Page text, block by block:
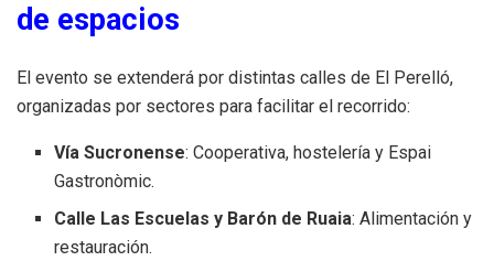
de espacios
El evento se extenderá por distintas calles de El Perelló,
organizadas por sectores para facilitar el recorrido:
Vía Sucronense: Cooperativa, hostelería y Espai
Gastronòmic.
Calle Las Escuelas y Barón de Ruaia: Alimentación y
restauración.